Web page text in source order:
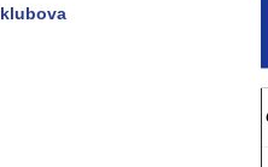
klubova